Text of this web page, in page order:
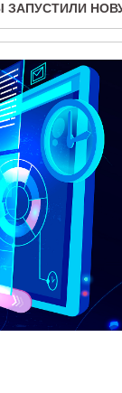
ЗАПУСТИЛИ